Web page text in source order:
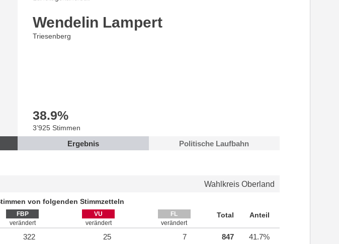
Wendelin Lampert
Triesenberg
38.9%
3’925 Stimmen
Ergebnis Politische Laufbahn
Wahlkreis Oberland
von folgenden Stimmzetteln
FBP
verändert
VU
verändert
FL
verändert
Total Anteil
322 25 7 847 41.7%